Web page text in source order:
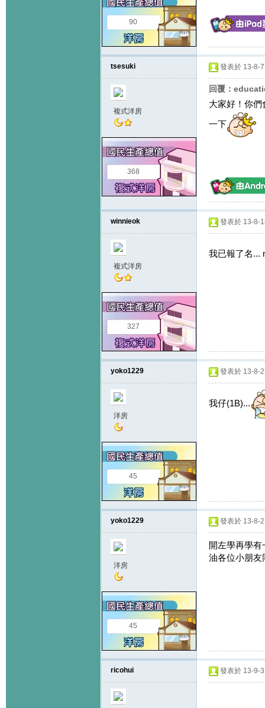
90
tsesuki
複式洋房
368
發表於 13-8-
回覆：
大家好！你
一下
winnieok
複式洋房
327
發表於 13-8-
我已報了名...
yoko1229
洋房
45
發表於 13-8-
我仔(1B)...
yoko1229
洋房
45
發表於 13-8-
開左學再學
油各位小朋友
ricohui 發表於 13-9-